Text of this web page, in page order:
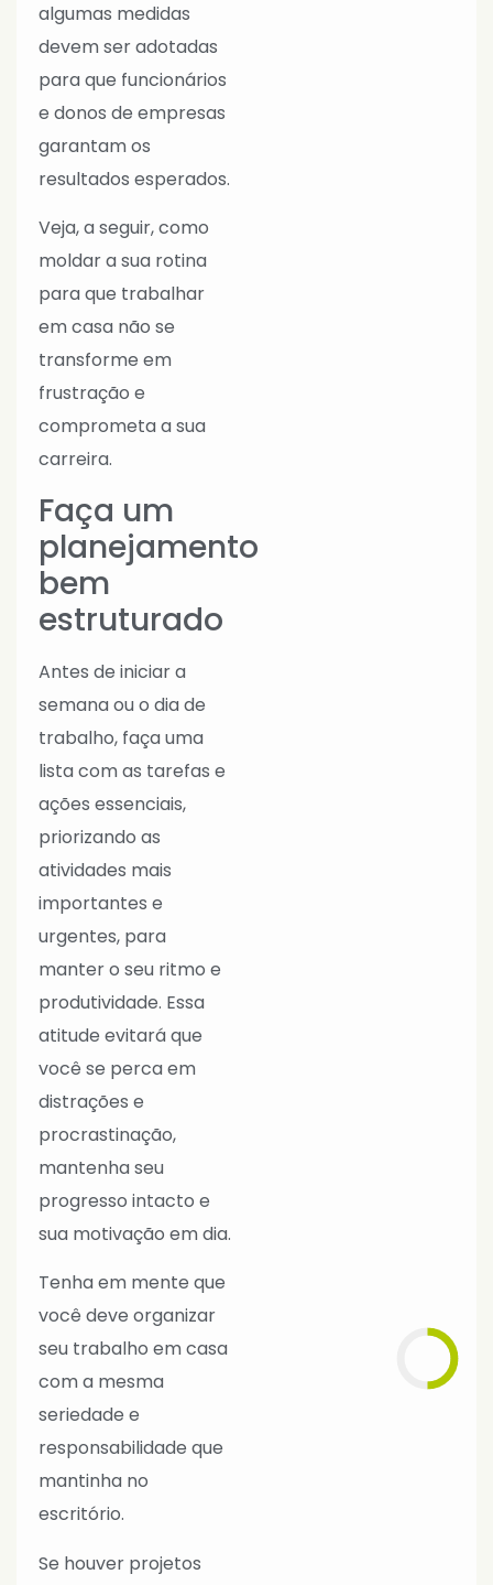
algumas medidas
devem ser adotadas
para que funcionários
e donos de empresas
garantam os
resultados esperados.
Veja, a seguir, como
moldar a sua rotina
para que trabalhar
em casa não se
transforme em
frustração e
comprometa a sua
carreira.
Faça um
planejamento
bem
estruturado
Antes de iniciar a
semana ou o dia de
trabalho, faça uma
lista com as tarefas e
ações essenciais,
priorizando as
atividades mais
importantes e
urgentes, para
manter o seu ritmo e
produtividade. Essa
atitude evitará que
você se perca em
distrações e
procrastinação,
mantenha seu
progresso intacto e
sua motivação em dia.
Tenha em mente que
você deve organizar
seu trabalho em casa
com a mesma
seriedade e
responsabilidade que
mantinha no
escritório.
Se houver projetos